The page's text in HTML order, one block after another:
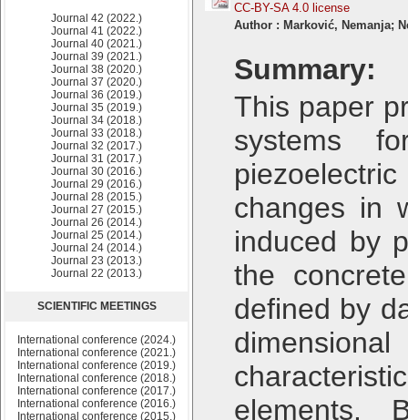
Journal 42 (2022.)
Journal 41 (2022.)
Journal 40 (2021.)
Journal 39 (2021.)
Journal 38 (2020.)
Journal 37 (2020.)
Journal 36 (2019.)
Journal 35 (2019.)
Journal 34 (2018.)
Journal 33 (2018.)
Journal 32 (2017.)
Journal 31 (2017.)
Journal 30 (2016.)
Journal 29 (2016.)
Journal 28 (2015.)
Journal 27 (2015.)
Journal 26 (2014.)
Journal 25 (2014.)
Journal 24 (2014.)
Journal 23 (2013.)
Journal 22 (2013.)
SCIENTIFIC MEETINGS
International conference (2024.)
International conference (2021.)
International conference (2019.)
International conference (2018.)
International conference (2017.)
International conference (2016.)
International conference (2015.)
CC-BY-SA 4.0 license
Author : Marković, Nemanja;
Summary:
This paper
systems
changes in
induced by
the
defined by
elements.